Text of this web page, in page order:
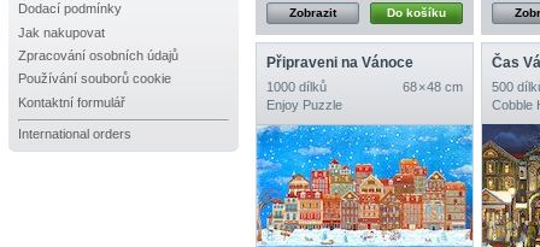
Dodací podmínky
Jak nakupovat
Zpracování osobních údajů
Používání souborů cookie
Kontaktní formulář
International orders
Do košíku
Zobrazit
Připraveni na Vánoce
1000 dílků
68 × 48 cm
Enjoy Puzzle
Čas
500
Cobble